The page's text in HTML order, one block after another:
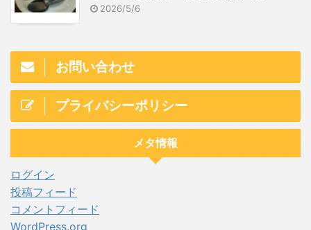
2026/5/6
お問い合わせ
プライバシーポリシー
メタ情報
ログイン
投稿フィード
コメントフィード
WordPress.org